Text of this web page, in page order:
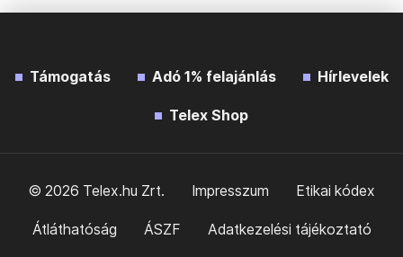
Támogatás Adó 1% felajánlás Hírlevelek
Telex Shop
© 2026 Telex.hu Zrt. Impresszum Etikai kódex
Átláthatóság ÁSZF Adatkezelési tájékoztató